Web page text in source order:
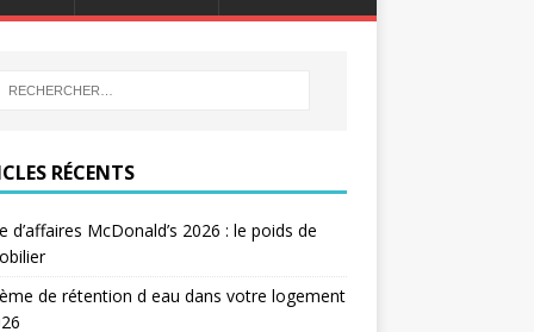
RÉCENTS
d’affaires McDonald’s 2026 : le poids de
de rétention d eau dans votre logement